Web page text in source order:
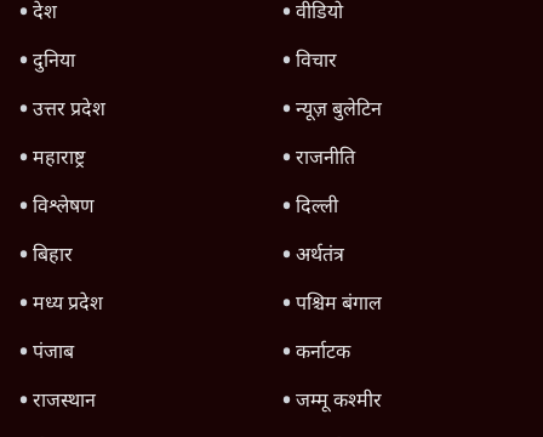
देश
वीडियो
दुनिया
विचार
उत्तर प्रदेश
न्यूज़ बुलेटिन
महाराष्ट्र
राजनीति
विश्लेषण
दिल्ली
बिहार
अर्थतंत्र
मध्य प्रदेश
पश्चिम बंगाल
पंजाब
कर्नाटक
राजस्थान
जम्मू कश्मीर